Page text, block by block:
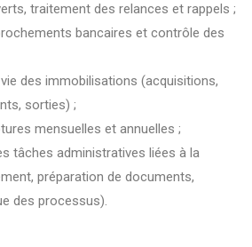
traitement des relances et rappels ;
bancaires et contrôle des
des immobilisations (acquisitions,
sorties) ;
mensuelles et annuelles ;
tâches administratives liées à la
préparation de documents,
des processus).